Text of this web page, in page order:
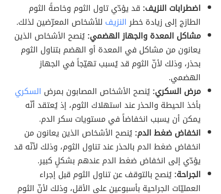
اضطرابات النزيف: قد يؤدّي تاول الثوم وخاصةً الثوم
الطازج إلى زيادة خطرالنزيف للأشخاص المعرّضين لذلك.
مشاكل المعدة والجهاز الهضمي:يُنصح الأشخاص الذين
يعانون من مشاكل في المعدة أو الهضم بتناول الثوم
بحذر، وذلك لأنّ الثوم قد يُسبب تهيّجاً في الجهاز
الهضمي.
مرض السكري:يُنصح الأشخاص المصابون بمرض السكري
بأخذ الحيطة والحذر عند استهلاك الثوم، إذ يُعتقد أنّه
يمكن أن يسبب انخفاضاً في مستويات سكر الدم.
انخفاض ضغط الدم:يُنصح الأشخاص الذين يعانون من
انخفاض ضغط الدم بالحذر عند تناول الثوم، وذلك لأنّه قد
يؤدّي إلى انخفاض ضغط الدم عندهم بشكلٍ كبير.
الجراحة:يُنصح بالتوقف عن تناول الثوم قبل إجراء
العمليّات الجراحية بأسبوعين على الأقل، وذلك لأنّ الثوم